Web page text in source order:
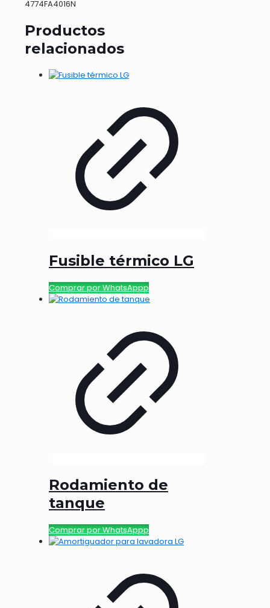
4774FA4016N
Productos
relacionados
Fusible térmico LG
Comprar por WhatsAppp
Rodamiento de
tanque
Comprar por WhatsAppp